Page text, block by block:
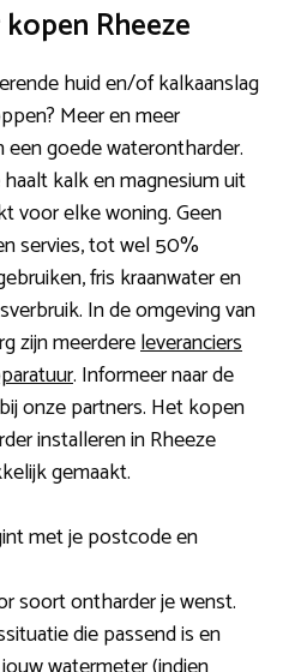
Rheeze
huid en/of kalkaanslag
Meer en meer
goede waterontharder.
kalk en magnesium uit
voor elke woning. Geen
servies, tot wel 50%
fris kraanwater en
In de omgeving van
zijn meerdereleveranciers
. Informeer naar de
onze partners. Het kopen
installeren in Rheeze
gemaakt.
met je postcode en
soort ontharder je wenst.
die passend is en